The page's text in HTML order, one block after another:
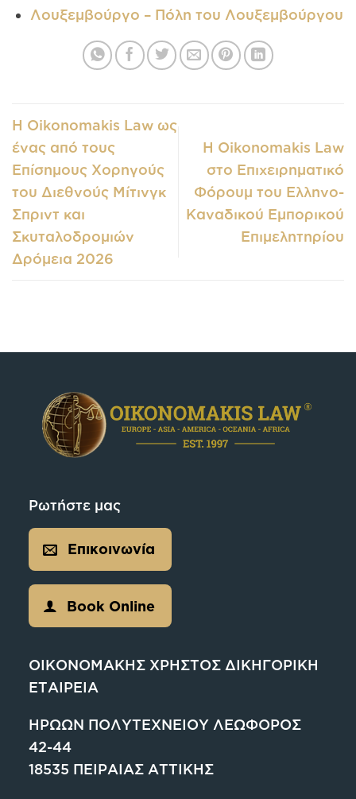
Λουξεμβούργο – Πόλη του Λουξεμβούργου
Η Oikonomakis Law ως
ένας από τους
Επίσημους Χορηγούς
του Διεθνούς Μίτινγκ
Σπριντ και
Σκυταλοδρομιών
Δρόμεια 2026
Η Oikonomakis Law
στο Επιχειρηματικό
Φόρουμ του Ελληνο-
Καναδικού Εμπορικού
Επιμελητηρίου
Ρωτήστε μας
Επικοινωνία
Book Online
ΟΙΚΟΝΟΜΑΚΗΣ ΧΡΗΣΤΟΣ ΔΙΚΗΓΟΡΙΚΗ
ΕΤΑΙΡΕΙΑ
ΗΡΩΩΝ ΠΟΛΥΤΕΧΝΕΙΟΥ ΛΕΩΦΟΡΟΣ
42-44
18535 ΠΕΙΡΑΙΑΣ ΑΤΤΙΚΗΣ